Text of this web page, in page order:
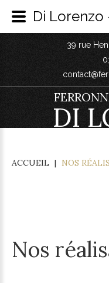
39 rue
DI
ACCUEIL | NOS
Nos
Di Lorenzo